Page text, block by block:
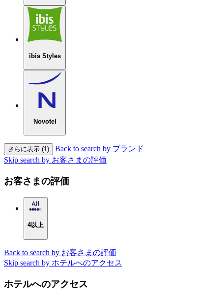
ibis Styles
Novotel
さらに表示 (1)
Back to search by ブランド
Skip search by お客さまの評価
お客さまの評価
4以上
Back to search by お客さまの評価
Skip search by ホテルへのアクセス
ホテルへのアクセス